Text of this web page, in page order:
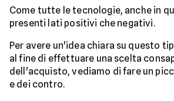
Come tutte le tecnologie, anche in
presenti lati positivi che negativi.
Per avere un'idea chiara su questo
al fine di effettuare una scelta
dell'acquisto, vediamo di fare un
e dei contro.